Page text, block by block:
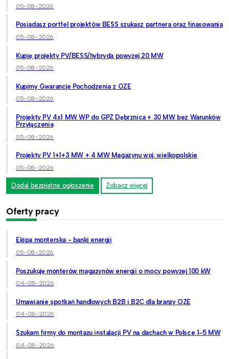
05-08-2026
Posiadasz portfel projektów BESS szukasz partnera oraz finasowania
05-08-2026
Kupię projekty PV/BESS/hybryda powyżej 20 MW
05-08-2026
Kupimy Gwarancje Pochodzenia z OZE
05-08-2026
Projekty PV 4x1 MW WP do GPZ Dębrznica + 30 MW bez Warunków
Przyłączenia
05-08-2026
Projekty PV 1+1+3 MW + 4 MW Magazynu woj. wielkopolskie
05-08-2026
Dodaj bezpłatne ogłoszenie Zobacz więcej
Oferty pracy
Ekipa monterska - banki energii
05-08-2026
Poszukuję monterów magazynów energii o mocy powyżej 100 kW
04-08-2026
Umawianie spotkań handlowych B2B i B2C dla branży OZE
04-08-2026
Szukam firmy do montażu instalacji PV na dachach w Polsce 1-5 MW
04-08-2026